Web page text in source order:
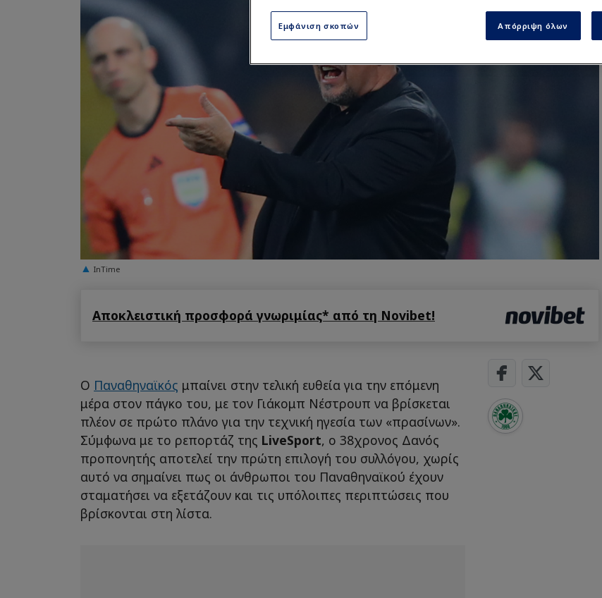
InTime
Αποκλειστική προσφορά γνωριμίας* από τη Novibet!
Ο Παναθηναϊκός μπαίνει στην τελική ευθεία για την επόμενη
μέρα στον πάγκο του, με τον Γιάκομπ Νέστρουπ να βρίσκεται
πλέον σε πρώτο πλάνο για την τεχνική ηγεσία των «πρασίνων».
Σύμφωνα με το ρεπορτάζ της LiveSport, ο 38χρονος Δανός
προπονητής αποτελεί την πρώτη επιλογή του συλλόγου, χωρίς
αυτό να σημαίνει πως οι άνθρωποι του Παναθηναϊκού έχουν
σταματήσει να εξετάζουν και τις υπόλοιπες περιπτώσεις που
βρίσκονται στη λίστα.
Εμφάνιση σκοπών Απόρριψη όλων